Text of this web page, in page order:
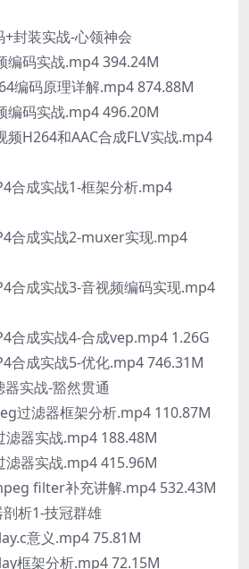
封装实战-心领神会
码实战.mp4 394.24M
编码原理详解.mp4 874.88M
码实战.mp4 496.20M
H264和AAC合成FLV实战.mp4
合成实战1-框架分析.mp4
合成实战2-muxer实现.mp4
合成实战3-音视频编码实现.mp4
合成实战4-合成vep.mp4 1.26G
合成实战5-优化.mp4 746.31M
实战-豁然贯通
过滤器框架分析.mp4 110.87M
器实战.mp4 188.48M
器实战.mp4 415.96M
filter补充讲解.mp4 532.43M
析1-技冠群雄
意义.mp4 75.81M
框架分析.mp4 72.15M